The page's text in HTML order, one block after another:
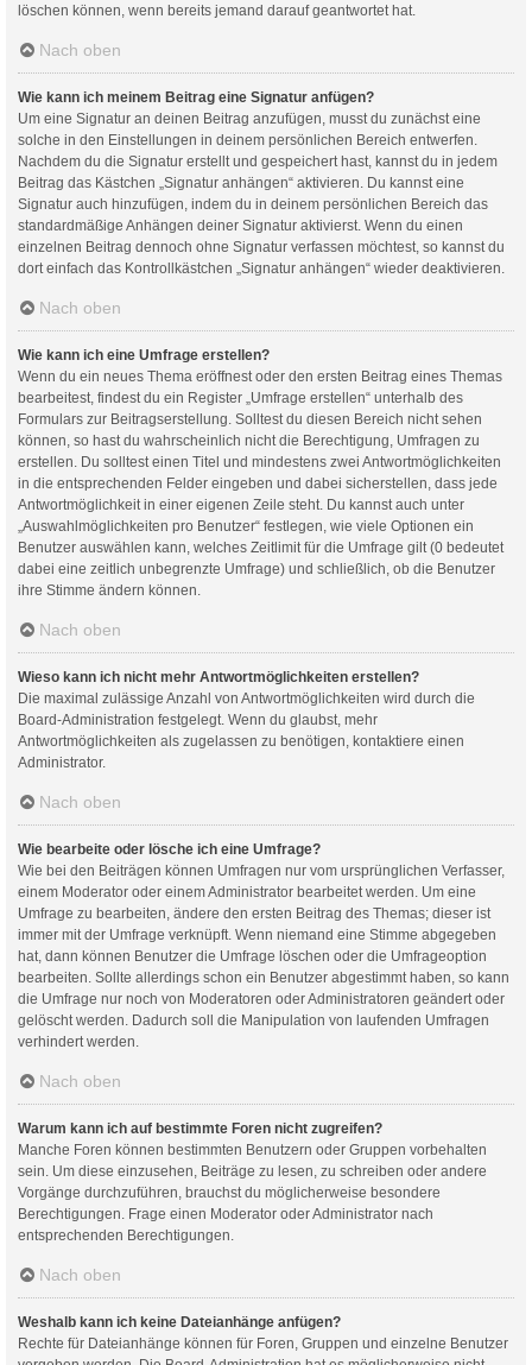
löschen können, wenn bereits jemand darauf geantwortet hat.
Nach oben
Wie kann ich meinem Beitrag eine Signatur anfügen?
Um eine Signatur an deinen Beitrag anzufügen, musst du zunächst eine
solche in den Einstellungen in deinem persönlichen Bereich entwerfen.
Nachdem du die Signatur erstellt und gespeichert hast, kannst du in jedem
Beitrag das Kästchen „Signatur anhängen“ aktivieren. Du kannst eine
Signatur auch hinzufügen, indem du in deinem persönlichen Bereich das
standardmäßige Anhängen deiner Signatur aktivierst. Wenn du einen
einzelnen Beitrag dennoch ohne Signatur verfassen möchtest, so kannst du
dort einfach das Kontrollkästchen „Signatur anhängen“ wieder deaktivieren.
Nach oben
Wie kann ich eine Umfrage erstellen?
Wenn du ein neues Thema eröffnest oder den ersten Beitrag eines Themas
bearbeitest, findest du ein Register „Umfrage erstellen“ unterhalb des
Formulars zur Beitragserstellung. Solltest du diesen Bereich nicht sehen
können, so hast du wahrscheinlich nicht die Berechtigung, Umfragen zu
erstellen. Du solltest einen Titel und mindestens zwei Antwortmöglichkeiten
in die entsprechenden Felder eingeben und dabei sicherstellen, dass jede
Antwortmöglichkeit in einer eigenen Zeile steht. Du kannst auch unter
„Auswahlmöglichkeiten pro Benutzer“ festlegen, wie viele Optionen ein
Benutzer auswählen kann, welches Zeitlimit für die Umfrage gilt (0 bedeutet
dabei eine zeitlich unbegrenzte Umfrage) und schließlich, ob die Benutzer
ihre Stimme ändern können.
Nach oben
Wieso kann ich nicht mehr Antwortmöglichkeiten erstellen?
Die maximal zulässige Anzahl von Antwortmöglichkeiten wird durch die
Board-Administration festgelegt. Wenn du glaubst, mehr
Antwortmöglichkeiten als zugelassen zu benötigen, kontaktiere einen
Administrator.
Nach oben
Wie bearbeite oder lösche ich eine Umfrage?
Wie bei den Beiträgen können Umfragen nur vom ursprünglichen Verfasser,
einem Moderator oder einem Administrator bearbeitet werden. Um eine
Umfrage zu bearbeiten, ändere den ersten Beitrag des Themas; dieser ist
immer mit der Umfrage verknüpft. Wenn niemand eine Stimme abgegeben
hat, dann können Benutzer die Umfrage löschen oder die Umfrageoption
bearbeiten. Sollte allerdings schon ein Benutzer abgestimmt haben, so kann
die Umfrage nur noch von Moderatoren oder Administratoren geändert oder
gelöscht werden. Dadurch soll die Manipulation von laufenden Umfragen
verhindert werden.
Nach oben
Warum kann ich auf bestimmte Foren nicht zugreifen?
Manche Foren können bestimmten Benutzern oder Gruppen vorbehalten
sein. Um diese einzusehen, Beiträge zu lesen, zu schreiben oder andere
Vorgänge durchzuführen, brauchst du möglicherweise besondere
Berechtigungen. Frage einen Moderator oder Administrator nach
entsprechenden Berechtigungen.
Nach oben
Weshalb kann ich keine Dateianhänge anfügen?
Rechte für Dateianhänge können für Foren, Gruppen und einzelne Benutzer